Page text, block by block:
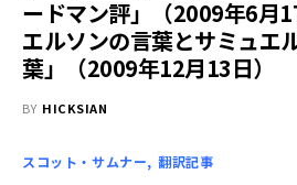
ードマン評」（2009年6月
エルソンの言葉とサミュエ
葉」（2009年12月13日）
BY HICKSIAN
スコット・サムナー 翻訳記事